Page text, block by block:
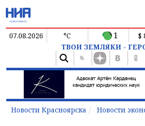
07.08.2026 °C 1 $
ТВОИ ЗЕМЛЯКИ -
Новости Красноярска Новости